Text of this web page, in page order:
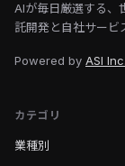
AIが毎日厳選する、
託開発と自社サービ
Powered by ASI Inc.
カテゴリ
業種別